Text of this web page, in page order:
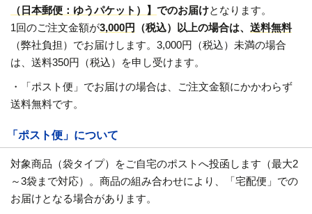
（日本郵便：ゆうパケット）】 でのお届けとなります。
1回のご注文金額が3,000円 （税込）以上の場合は、 送料無料
（弊社負担）でお届けします。3,000円（税込）未満の場合
は、送料350円（税込）を申し受けます。
・「ポスト便」でお届けの場合は、ご注文金額にかかわらず
送料無料です。
「ポスト便」について
対象商品（袋タイプ）をご自宅のポストへ投函します（最大2
～3袋まで対応）。商品の組み合わせにより、「宅配便」での
お届けとなる場合があります。